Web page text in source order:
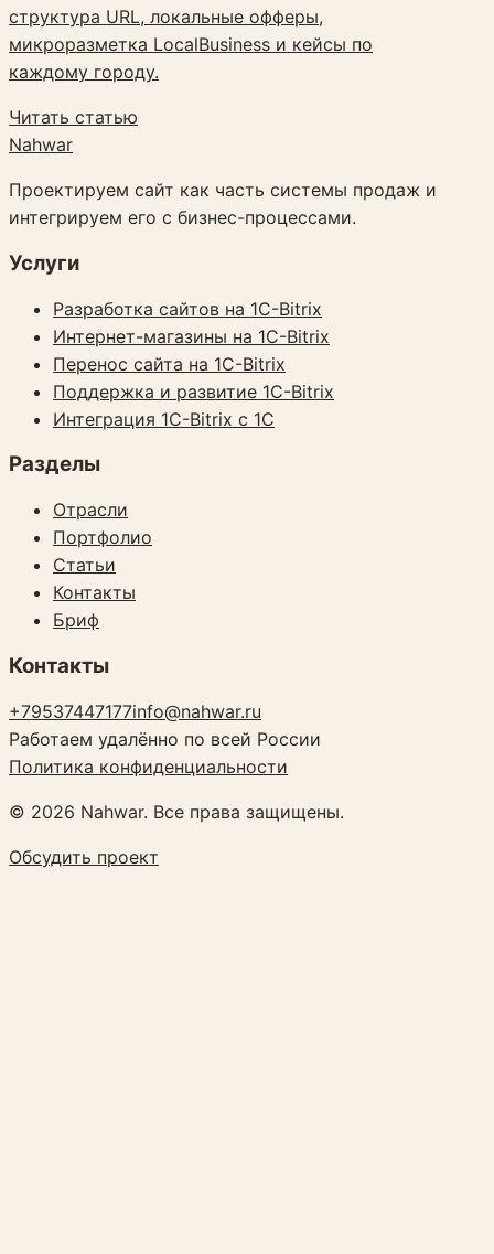
структура URL, локальные офферы,
микроразметка LocalBusiness и кейсы по
каждому городу.
Читать статью
Nahwar
Проектируем сайт как часть системы продаж и
интегрируем его с бизнес-процессами.
Услуги
Разработка сайтов на 1C-Bitrix
Интернет-магазины на 1C-Bitrix
Перенос сайта на 1C-Bitrix
Поддержка и развитие 1C-Bitrix
Интеграция 1C-Bitrix с 1С
Разделы
Отрасли
Портфолио
Статьи
Контакты
Бриф
Контакты
+79537447177info@nahwar.ru
Работаем удалённо по всей России
Политика конфиденциальности
© 2026 Nahwar. Все права защищены.
Обсудить проект